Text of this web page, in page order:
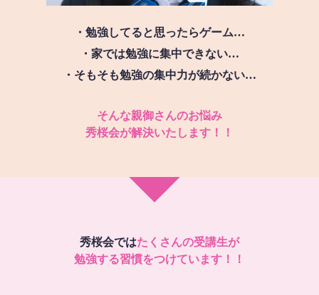
・勉強してると思ったらゲーム…
・家では勉強に集中できない…
・そもそも勉強の集中力が続かない…
そんな親御さんのお悩み
秀桜会が解決いたします！！
秀桜会ではたくさんの受講生が
勉強する習慣をつけています！！